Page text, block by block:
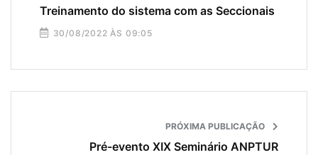
Treinamento do sistema com as Seccionais
30/08/2022 ÀS 09:05
PRÓXIMA PUBLICAÇÃO
Pré-evento XIX Seminário ANPTUR